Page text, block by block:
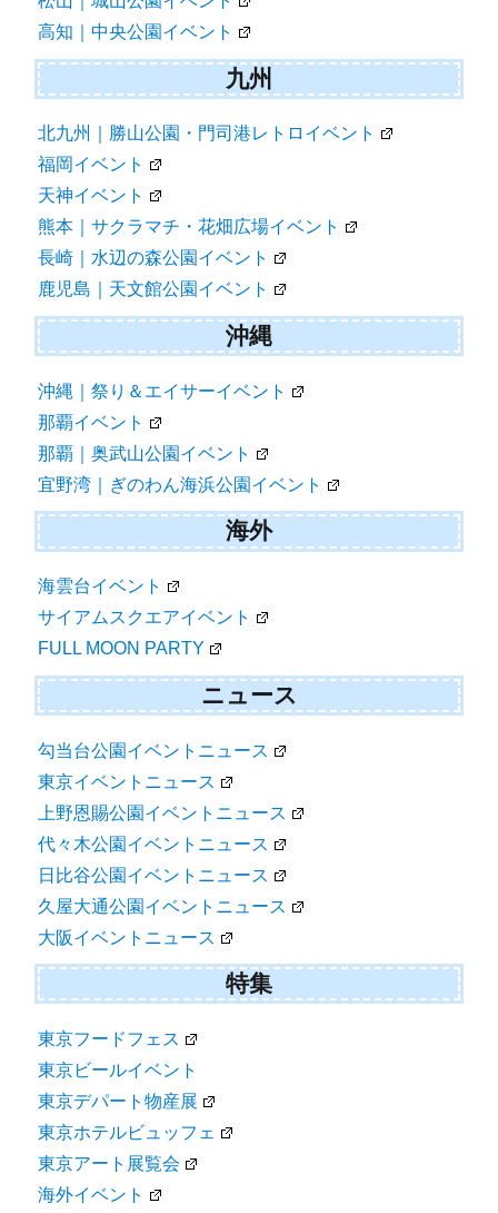
高知｜中央公園イベント
九州
北九州｜勝山公園・門司港レトロイベント
福岡イベント
天神イベント
熊本｜サクラマチ・花畑広場イベント
長崎｜水辺の森公園イベント
鹿児島｜天文館公園イベント
沖縄
沖縄｜祭り＆エイサーイベント
那覇イベント
那覇｜奥武山公園イベント
宜野湾｜ぎのわん海浜公園イベント
海外
海雲台イベント
サイアムスクエアイベント
FULL MOON PARTY
ニュース
勾当台公園イベントニュース
東京イベントニュース
上野恩賜公園イベントニュース
代々木公園イベントニュース
日比谷公園イベントニュース
久屋大通公園イベントニュース
大阪イベントニュース
特集
東京フードフェス
東京ビールイベント
東京デパート物産展
東京ホテルビュッフェ
東京アート展覧会
海外イベント